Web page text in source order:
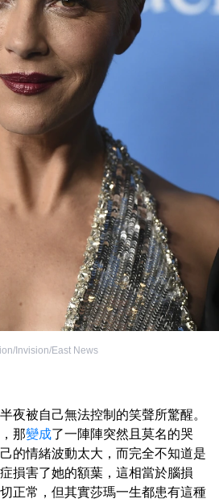
Invision/East News
夜被自己無法控制的笑聲所驚醒。
那變成了一陣陣突然且莫名的哭
的情緒波動太大，而完全不知道是
損害了她的額葉，這相當於腦損
正常，但其實莎瑪一生都患有這種